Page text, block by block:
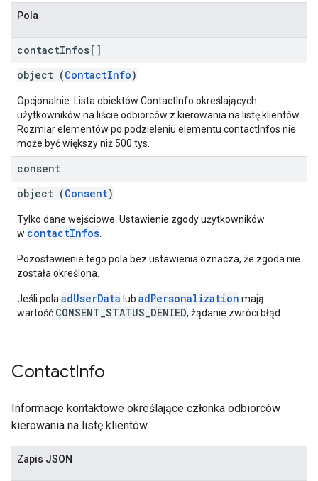
Pola
contactInfos[]
object (ContactInfo)
Opcjonalnie. Lista obiektów ContactInfo określających
użytkowników na liście odbiorców z kierowania na listę klientów.
Rozmiar elementów po podzieleniu elementu contactInfos nie
może być większy niż 500 tys.
consent
object (Consent)
Tylko dane wejściowe. Ustawienie zgody użytkowników
w contactInfos
Pozostawienie tego pola bez ustawienia oznacza, że zgoda nie
została określona.
Jeśli pola adUserData lub adPersonalization mają
wartość CONSENT_STATUS_DENIED, żądanie zwróci błąd.
ContactInfo
Informacje kontaktowe określające członka odbiorców
kierowania na listę klientów.
Zapis JSON